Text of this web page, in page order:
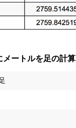
メートルを足の計算